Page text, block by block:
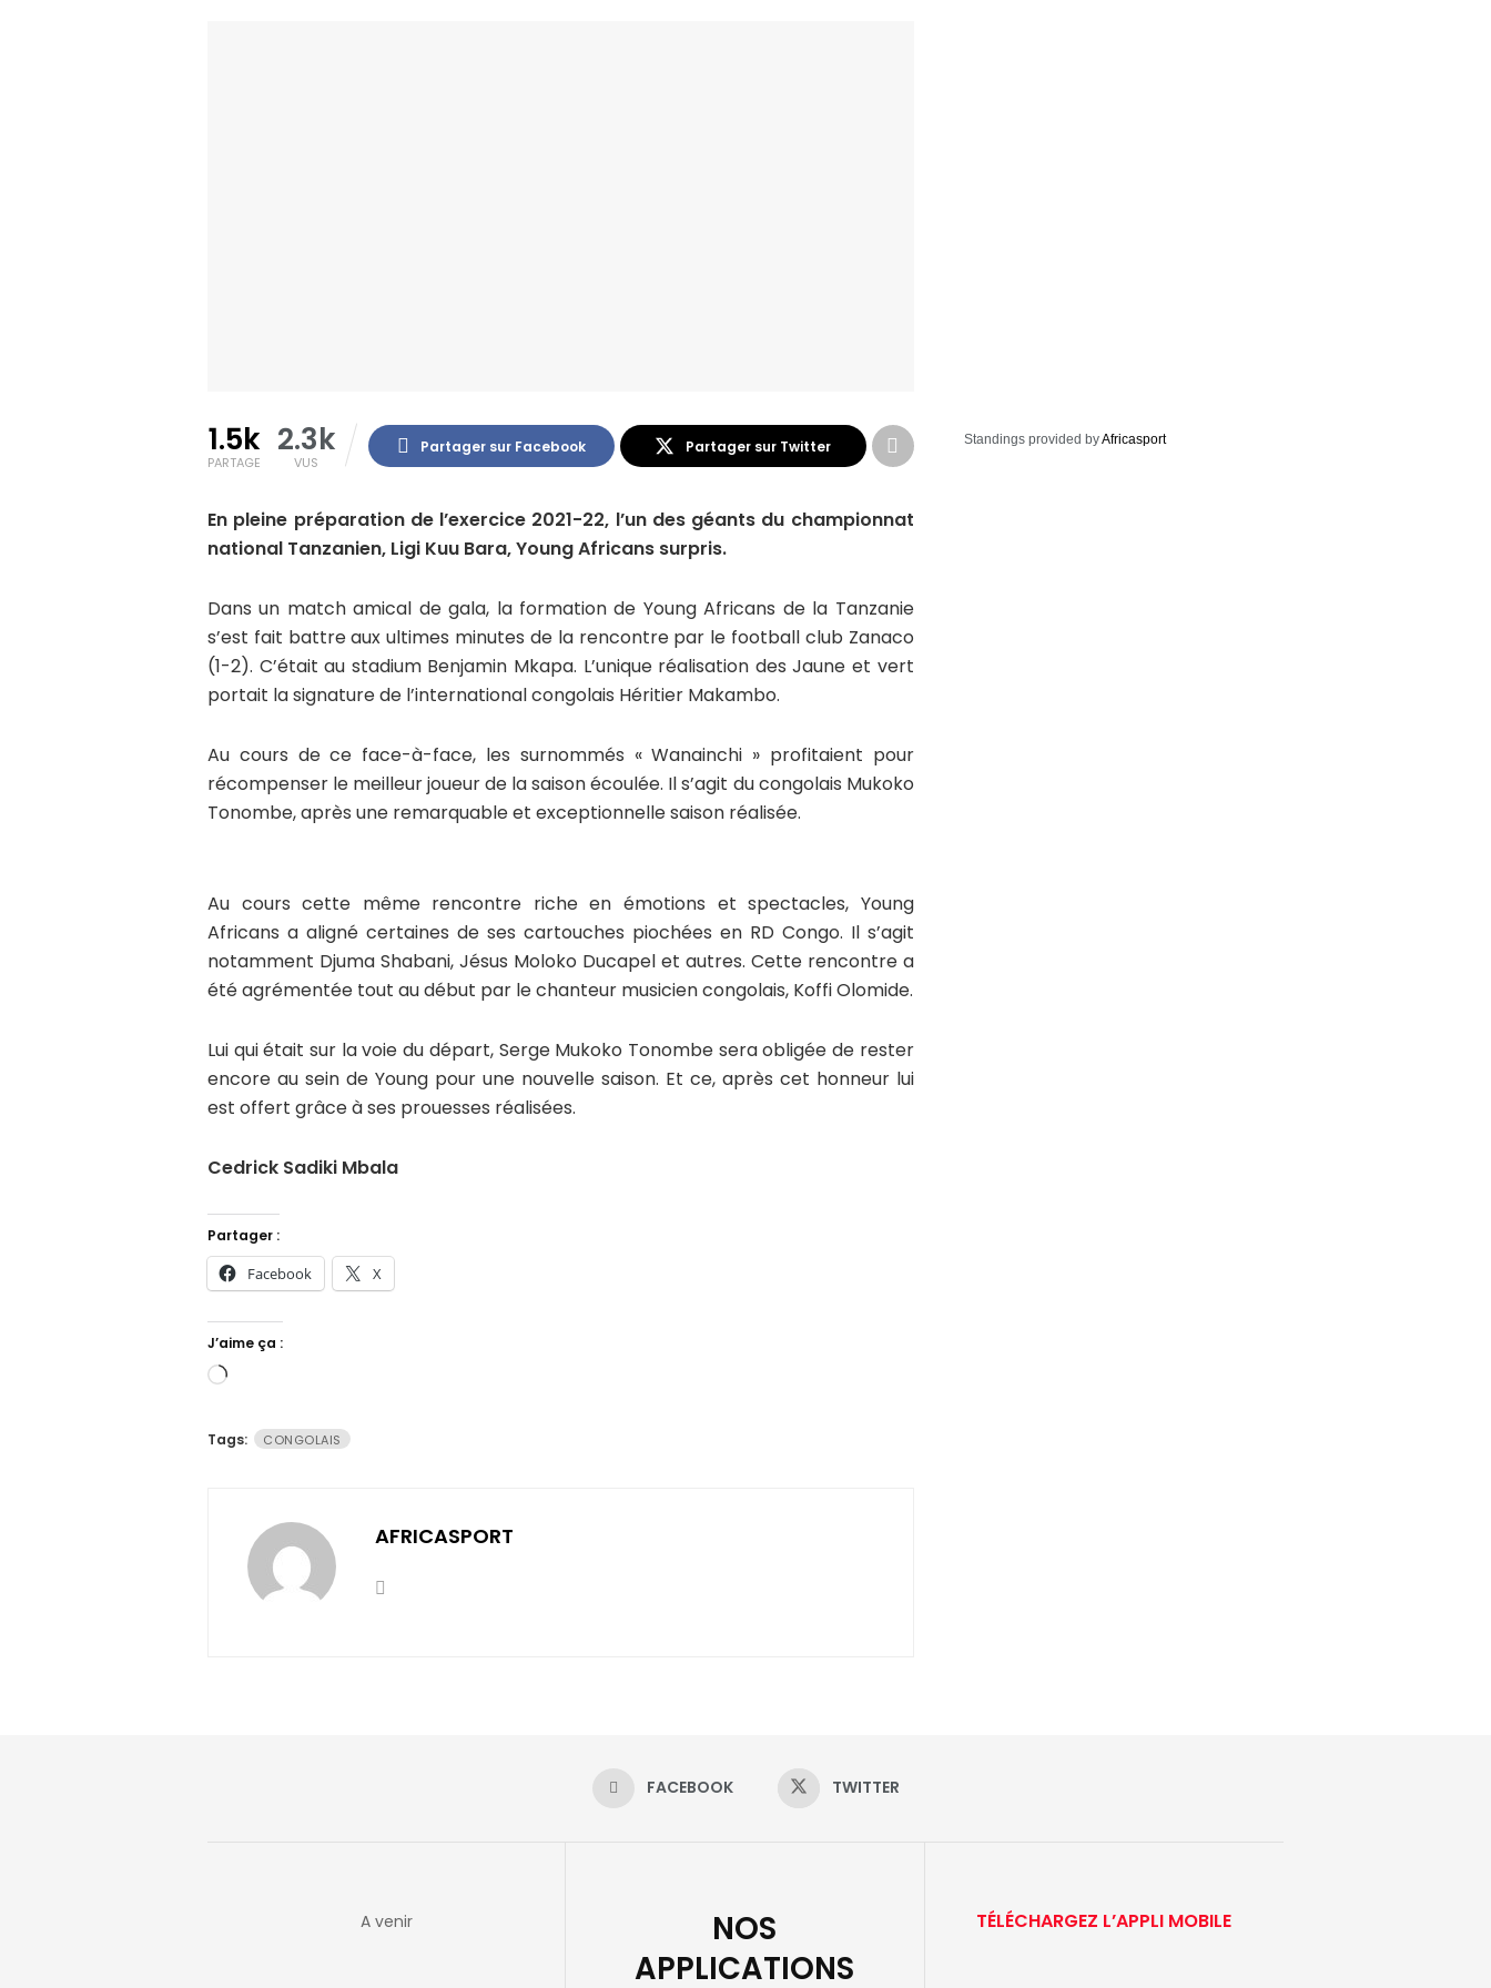
1.5k
PARTAGE
2.3k
VUS
Partager sur Facebook Partager sur Twitter
En pleine préparation de l’exercice 2021-22, l’un des géants du championnat
national Tanzanien, Ligi Kuu Bara, Young Africans surpris.
Dans un match amical de gala, la formation de Young Africans de la Tanzanie
s’est fait battre aux ultimes minutes de la rencontre par le football club Zanaco
(1-2). C’était au stadium Benjamin Mkapa. L’unique réalisation des Jaune et vert
portait la signature de l’international congolais Héritier Makambo.
Au cours de ce face-à-face, les surnommés « Wanainchi » profitaient pour
récompenser le meilleur joueur de la saison écoulée. Il s’agit du congolais Mukoko
Tonombe, après une remarquable et exceptionnelle saison réalisée.
Au cours cette même rencontre riche en émotions et spectacles, Young
Africans a aligné certaines de ses cartouches piochées en RD Congo. Il s’agit
notamment Djuma Shabani, Jésus Moloko Ducapel et autres. Cette rencontre a
été agrémentée tout au début par le chanteur musicien congolais, Koffi Olomide.
Lui qui était sur la voie du départ, Serge Mukoko Tonombe sera obligée de rester
encore au sein de Young pour une nouvelle saison. Et ce, après cet honneur lui
est offert grâce à ses prouesses réalisées.
Cedrick Sadiki Mbala
Partager :
Facebook X
J’aime ça :
Chargement…
Tags: CONGOLAIS
AFRICASPORT
Standings provided byAfricasport
FACEBOOK TWITTER
A venir
NOS
APPLICATIONS
TÉLÉCHARGEZ L’APPLI MOBILE